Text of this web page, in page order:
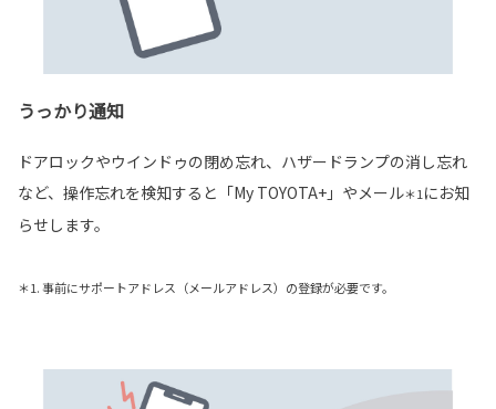
うっかり通知
ドアロックやウインドゥの閉め忘れ、ハザードランプの消し忘れ
など、操作忘れを検知すると「My TOYOTA+」やメール＊1 にお知
らせします。
＊1. 事前にサポートアドレス（メールアドレス）の登録が必要です。